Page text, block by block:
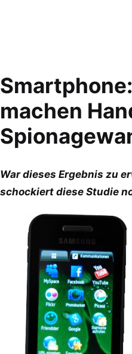
machen
War dieses Ergebnis zu
schockiert diese Studie